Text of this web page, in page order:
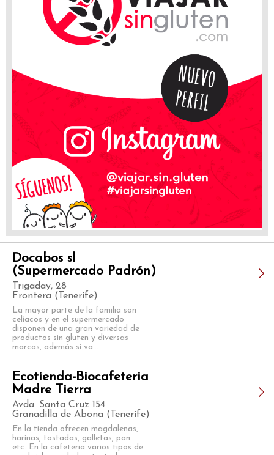
Docabos sl
(Supermercado Padrón)
Trigaday, 28
Frontera (Tenerife)
La mayor parte de la familia son
celíacos y en el supermercado
disponen de una gran variedad de
productos sin gluten y diversas
marcas, además si va...
Ecotienda-Biocafeteria
Madre Tierra
Avda. Santa Cruz 154
Granadilla de Abona (Tenerife)
En la tienda ofrecen magdalenas,
harinas, tostadas, galletas, pan
etc. En la cafeteria varios tipos de